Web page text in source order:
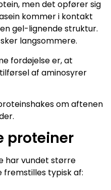
men det opfører sig
kommer i kontakt
gel-lignende struktur.
langsommere.
fordøjelse er, at
af aminosyrer
om aftenen
proteiner
har vundet større
fremstilles typisk af: